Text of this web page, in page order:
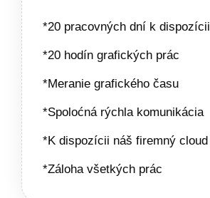
*20 pracovných dní k dispozícii
*20 hodín grafických prác
*Meranie grafického času
*Spoloćná rýchla komunikácia
*K dispozícii náš firemný cloud
*Záloha všetkých prác